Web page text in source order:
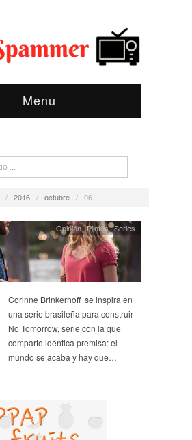
Menu
/ 2016 / octubre / 06
Opinión,Pilotos,Series
Corinne Brinkerhoff se inspira en
una serie brasileña para construir
No Tomorrow, serie con la que
comparte idéntica premisa: el
mundo se acaba y hay que…